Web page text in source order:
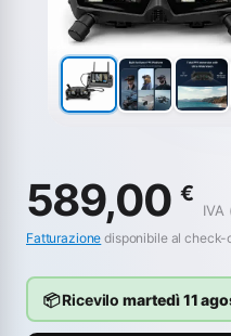
589,00 €
IVA
Fatturazione disponibile al check-
📦 Ricevilo martedì 11